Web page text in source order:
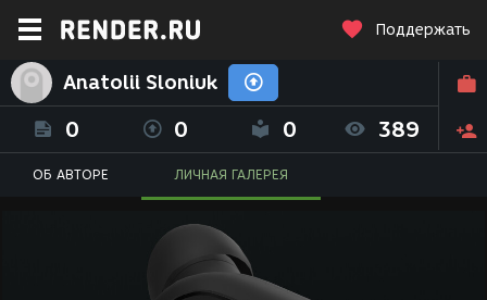
Поддержать
Anatolii Sloniuk
0 0 0 389
ОБ АВТОРЕ ЛИЧНАЯ ГАЛЕРЕЯ